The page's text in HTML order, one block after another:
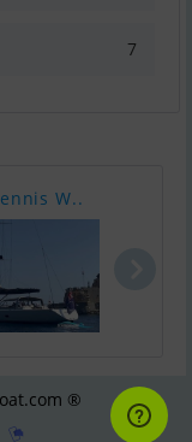
7
W..
®